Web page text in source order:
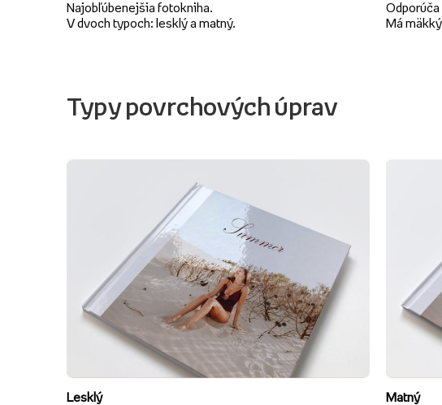
Najobľúbenejšia fotokniha.
V dvoch typoch: lesklý a matný.
Má
Typy povrchových úprav
Lesklý
Matný